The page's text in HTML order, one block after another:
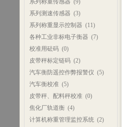
系列称重传感器 (9)
系列测速传感器 (3)
系列称重显示控制器 (11)
各种工业非标电子衡器 (7)
校准用砝码(0)
皮带秤标定链码(2)
汽车衡防遥控作弊报警仪 (5)
汽车衡校准(5)
皮带秤、配料秤校准(0)
焦化厂轨道衡(4)
计算机称重管理监控系统(2)